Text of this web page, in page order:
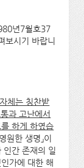
년7월호37
보시기 바랍니
체는 칭찬받
과 고난에서
하게 하였습
한 생명」이
인간 존재의 일
가에 대한 해